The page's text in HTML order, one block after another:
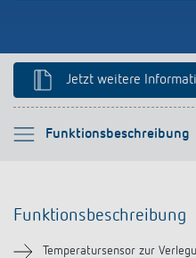
Jetzt weitere
Funktionsbeschreibung
Bitte auswählen
Funktionsbeschreibung
Temperatursensor zur